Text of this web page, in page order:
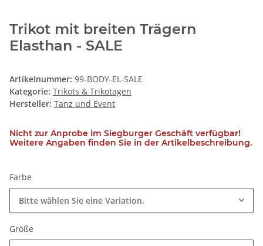
Trikot mit breiten Trägern
Elasthan - SALE
Artikelnummer: 99-BODY-EL-SALE
Kategorie: Trikots & Trikotagen
Hersteller: Tanz und Event
Nicht zur Anprobe im Siegburger Geschäft verfügbar!
Weitere Angaben finden Sie in der Artikelbeschreibung.
Farbe
Bitte wählen Sie eine Variation.
Größe